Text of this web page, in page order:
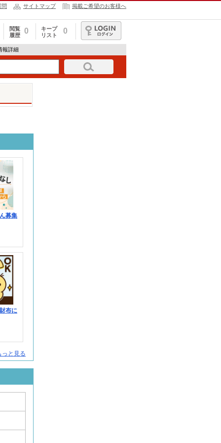
問 サイトマップ 掲載ご希望のお客様へ
閲覧
履歴
0
キープ
リスト
0
ログイン
報詳細
募集
布に
と見る